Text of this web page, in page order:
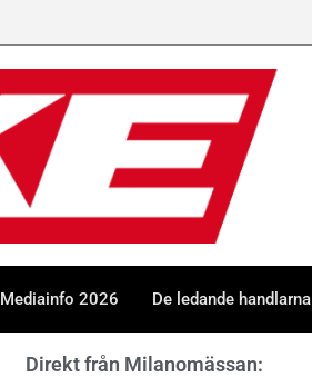
Mediainfo 2026 De ledande handlarna
Direkt från Milanomässan: